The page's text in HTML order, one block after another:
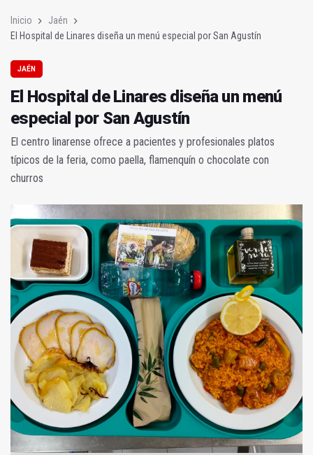
Inicio
Jaén
El Hospital de Linares diseña un menú especial por San Agustín
JAÉN
El Hospital de Linares diseña un menú
especial por San Agustín
El centro linarense ofrece a pacientes y profesionales platos
típicos de la feria, como paella, flamenquín o chocolate con
churros